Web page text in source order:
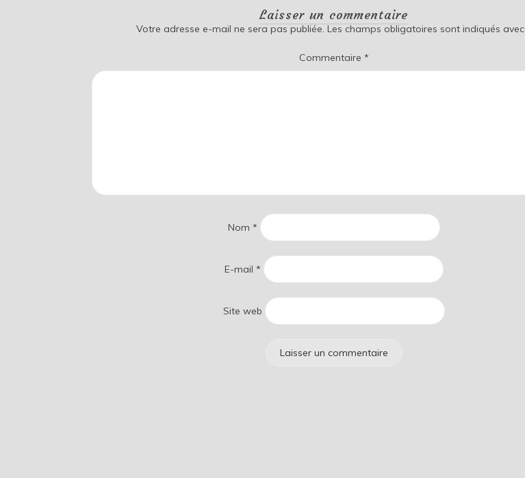
Laisser un commentaire
Votre adresse e-mail ne sera pas publiée. Les champs obligatoires sont indiqués avec
Commentaire *
Nom *
E-mail *
Site web